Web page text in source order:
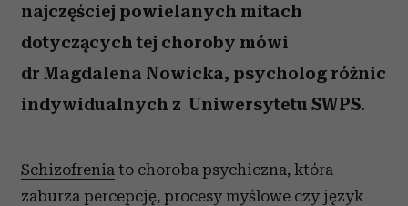
najczęściej powielanych mitach
dotyczących tej choroby mówi
dr Magdalena Nowicka, psycholog różnic
indywidualnych z Uniwersytetu SWPS.
Schizofrenia to choroba psychiczna, która
zaburza percepcję, procesy myślowe czy język